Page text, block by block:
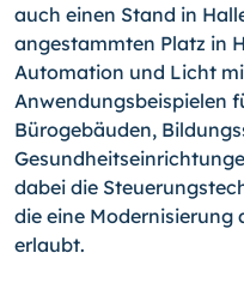
auch einen Stand in
angestammten Platz in
Automation und Licht
Anwendungsbeispielen
Bürogebäuden,
dabei die
die eine
erlaubt.